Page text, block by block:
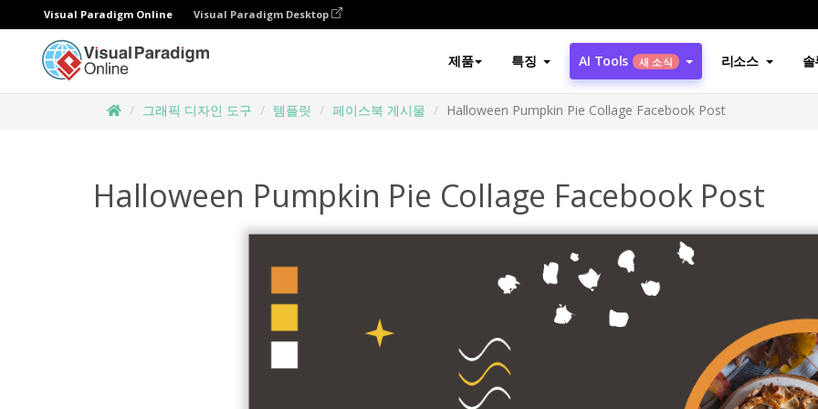
Visual Paradigm Online Visual Paradigm Desktop
제품 특징 AI Tools 새 소식 리소스
그래픽 디자인 도구 템플릿 페이스북 게시물 Halloween Pumpkin Pie Collage Facebook Post
Halloween Pumpkin Pie Collage Facebook Post